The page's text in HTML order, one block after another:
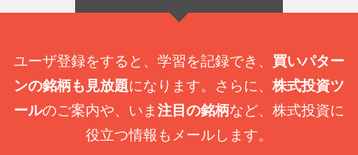
ユーザ登録をすると、学習を記録でき、 買いパター
ンの銘柄も見放題になります。さらに、 株式投資ツ
ールのご案内や、いま 注目の銘柄など、株式投資に
役立つ情報もメールします。